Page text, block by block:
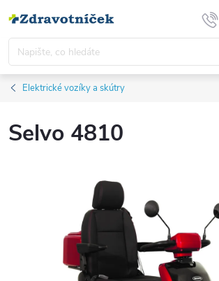
Elektrické vozíky a skútry
Selvo 4810